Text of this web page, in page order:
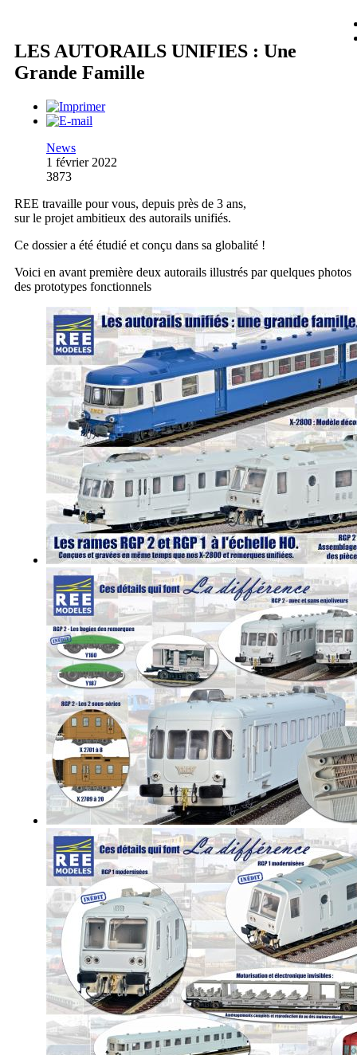
LES AUTORAILS UNIFIES : Une
Grande Famille
News
1 février 2022
3873
REE travaille pour vous, depuis près de 3 ans,
sur le projet ambitieux des autorails unifiés.
Ce dossier a été étudié et conçu dans sa globalité !
Voici en avant première deux autorails illustrés par quelques photos
des prototypes fonctionnels